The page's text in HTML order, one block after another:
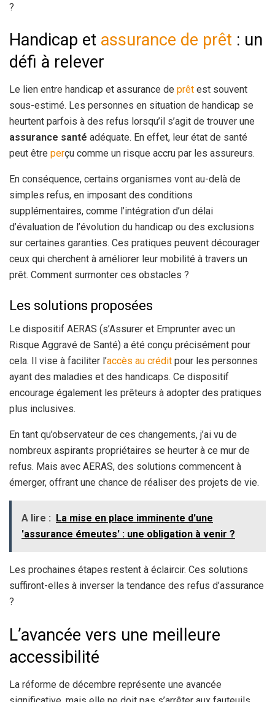
?
Handicap et assurance de prêt : un
défi à relever
Le lien entre handicap et assurance de prêt est souvent
sous-estimé. Les personnes en situation de handicap se
heurtent parfois à des refus lorsqu’il s’agit de trouver une
assurance santé adéquate. En effet, leur état de santé
peut être perçu comme un risque accru par les assureurs.
En conséquence, certains organismes vont au-delà de
simples refus, en imposant des conditions
supplémentaires, comme l’intégration d’un délai
d’évaluation de l’évolution du handicap ou des exclusions
sur certaines garanties. Ces pratiques peuvent décourager
ceux qui cherchent à améliorer leur mobilité à travers un
prêt. Comment surmonter ces obstacles ?
Les solutions proposées
Le dispositif AERAS (s’Assurer et Emprunter avec un
Risque Aggravé de Santé) a été conçu précisément pour
cela. Il vise à faciliter l’accès au crédit pour les personnes
ayant des maladies et des handicaps. Ce dispositif
encourage également les prêteurs à adopter des pratiques
plus inclusives.
En tant qu’observateur de ces changements, j’ai vu de
nombreux aspirants propriétaires se heurter à ce mur de
refus. Mais avec AERAS, des solutions commencent à
émerger, offrant une chance de réaliser des projets de vie.
A lire :
La mise en place imminente d'une
'assurance émeutes' : une obligation à venir ?
Les prochaines étapes restent à éclaircir. Ces solutions
suffiront-elles à inverser la tendance des refus d’assurance
?
L’avancée vers une meilleure
accessibilité
La réforme de décembre représente une avancée